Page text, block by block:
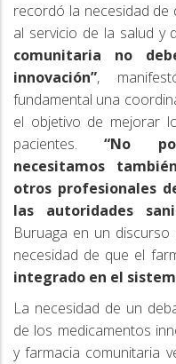
recordó la necesidad de
al servicio de la salud y
comunitaria no
innovación”,
fundamental una
el objetivo de mejorar
pacientes.“No
necesitamos
otros profesionales
las autoridades
Buruaga en un
necesidad de que el
integrado en el
La necesidad de un
de los medicamentos
y farmacia comunitaria